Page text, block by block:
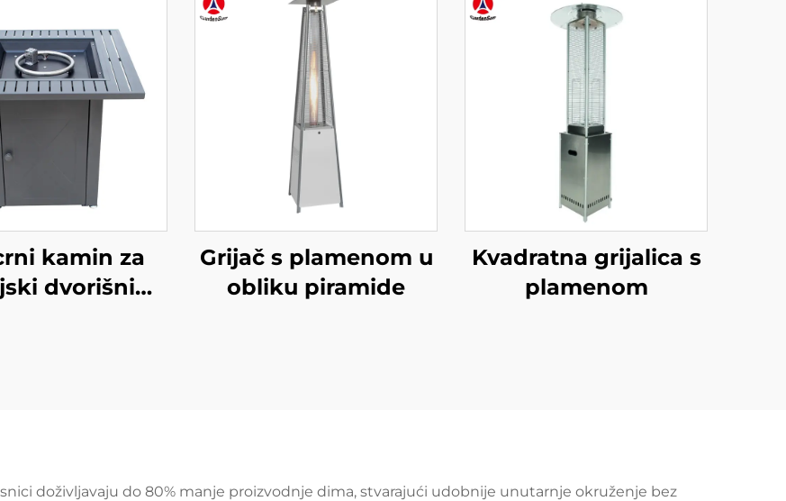
kamin za
dvorišni
Grijač s plamenom u
obliku piramide
Kvadratna grijalica s
plamenom
doživljavaju do 80% manje proizvodnje dima, stvarajući udobnije unutarnje okruženje bez